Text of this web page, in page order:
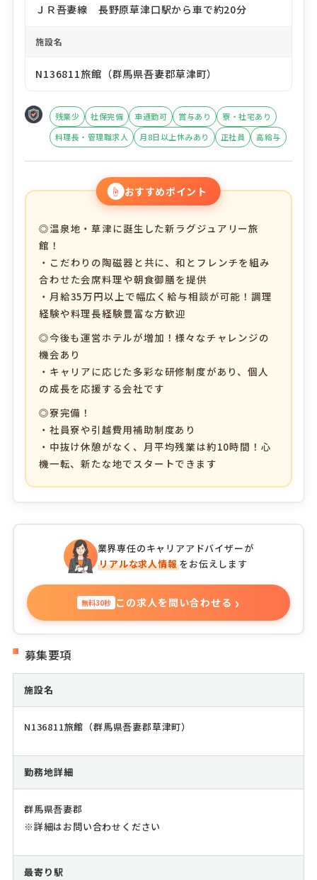
ＪＲ吾妻線 長野原草津口駅から車で約20分
施設名
N136811旅館（群馬県吾妻郡草津町）
残業少 社保完備 車通勤可 賞与あり
寮・社宅あり
料理長・管理職求人
月8日以上休みあり 正社員 高給与
☝ おすすめポイント
◎温泉地・草津に誕生した新ラグジュアリー旅
館！
・こだわりの陶磁器と共に、和とフレンチを組み
合わせた会席料理や朝食御膳を提供
・月給35万円以上で幅広く給与相談が可能！調理
経験や料理長経験豊富な方歓迎
◎今後も運営ホテルが増加！様々なチャレンジの
機会あり
・キャリアに応じた多彩な研修制度があり、個人
の成長を応援する会社です
◎寮完備！
・社員寮や引越費用補助制度あり
・中抜け休憩がなく、月平均残業は約10時間！心
機一転、新たな地でスタートできます
業界専任のキャリアアドバイザーが
リアルな求人情報をお伝えします
無料30秒 この求人を問い合わせる ›
募集要項
施設名
N136811旅館（群馬県吾妻郡草津町）
勤務地詳細
群馬県吾妻郡
※詳細はお問い合わせください
最寄り駅